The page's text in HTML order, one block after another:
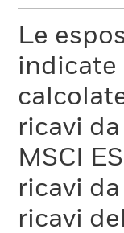
Le
indicate
ricavi
MSCI
ricavi
ricavi